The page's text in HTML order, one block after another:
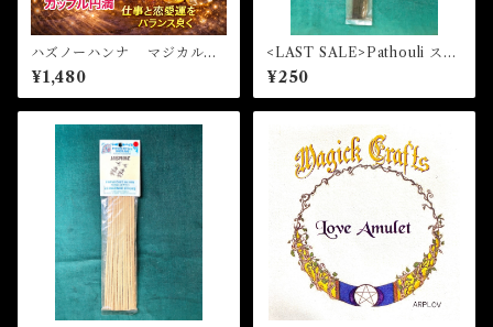
ハズノーハンナ マジカルオ
イル・魔女オイル HAS NO
HANNA Magical Oil
¥1,480
<LAST SALE>Pathouli ステ
ィックインセンス
¥250